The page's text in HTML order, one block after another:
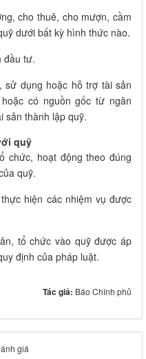
cho thuê, cho mượn, cầm
dưới bất kỳ hình thức nào.
đầu tư.
sử dụng hoặc hỗ trợ tài sản
có nguồn gốc từ ngân
sản thành lập quỹ.
quỹ
chức, hoạt động theo đúng
quỹ.
hiện các nhiệm vụ được
tổ chức vào quỹ được áp
định của pháp luật.
Tác giả: Báo Chính phủ
giá